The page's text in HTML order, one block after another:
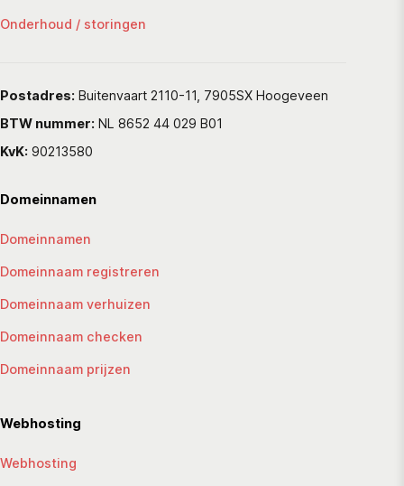
Onderhoud / storingen
Postadres: Buitenvaart 2110-11, 7905SX Hoogeveen
BTW nummer: NL 8652 44 029 B01
KvK: 90213580
Domeinnamen
Domeinnamen
Domeinnaam registreren
Domeinnaam verhuizen
Domeinnaam checken
Domeinnaam prijzen
Webhosting
Webhosting